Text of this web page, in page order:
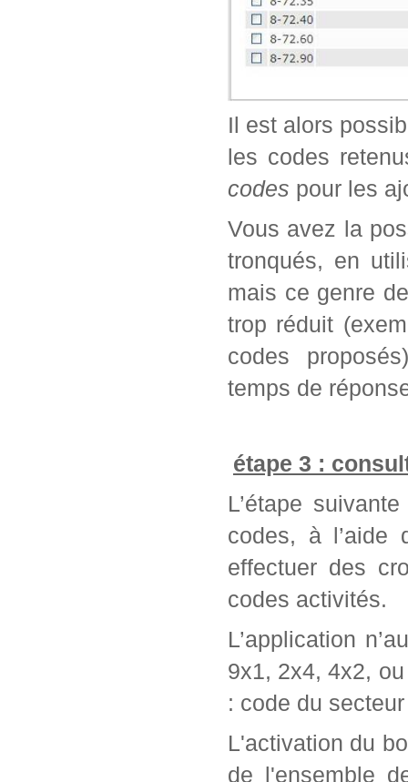
Il est alors
les codes
codes pour les
Vous avez la
tronqués, en
mais ce genre
trop réduit
codes
temps de
étape 3 :
L’étape
codes, à l’aide
effectuer des
codes activités.
L’application
9x1, 2x4, 4x2,
: code du
L'activation du
de l'ensemble